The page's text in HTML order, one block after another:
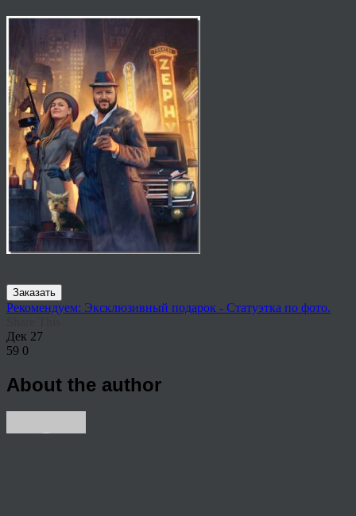
Заказать
Рекомендуем: Эксклюзивный подарок - Статуэтка по фото.
Дек 27
59 0
About the author